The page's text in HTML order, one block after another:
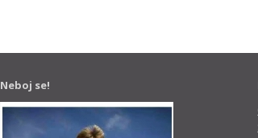
Neboj se!